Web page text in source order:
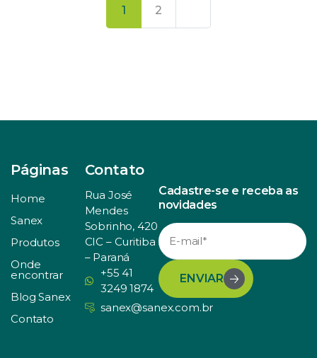
1 2
Páginas
Home
Sanex
Produtos
Onde
encontrar
Blog Sanex
Contato
Contato
Rua José
Mendes
Sobrinho, 420
CIC – Curitiba
– Paraná
+55 41
3249 1874
sanex@sanex.com.br
Cadastre-se e receba as
novidades
ENVIAR